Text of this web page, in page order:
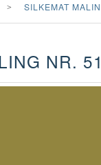
SILKEMAT
NR.